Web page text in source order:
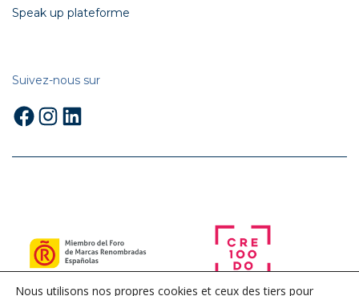
Speak up plateforme
Suivez-nous sur
Facebook
Instagram
LinkedIn
Nous utilisons nos propres cookies et ceux des tiers pour